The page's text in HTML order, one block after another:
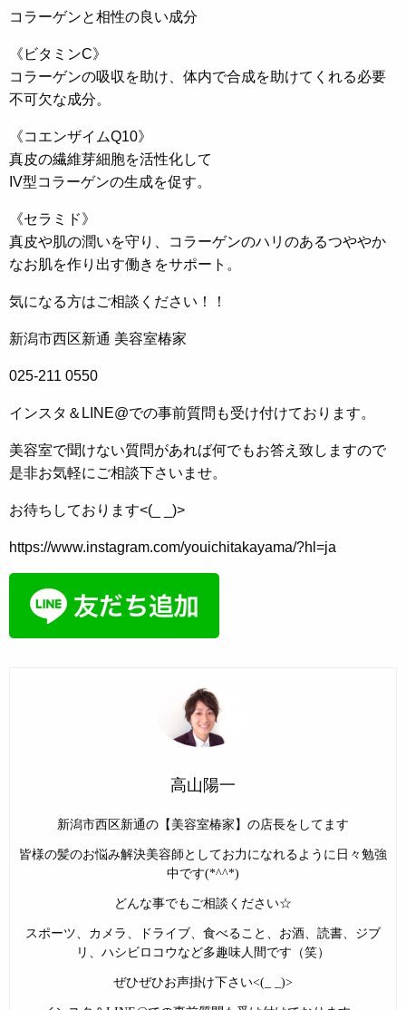
コラーゲンと相性の良い成分
《ビタミンC》
コラーゲンの吸収を助け、体内で合成を助けてくれる必要
不可欠な成分。
《コエンザイムQ10》
真皮の繊維芽細胞を活性化して
IV型コラーゲンの生成を促す。
《セラミド》
真皮や肌の潤いを守り、コラーゲンのハリのあるつややか
なお肌を作り出す働きをサポート。
気になる方はご相談ください！！
新潟市西区新通 美容室椿家
025-211 0550
インスタ＆LINE@での事前質問も受け付けております。
美容室で聞けない質問があれば何でもお答え致しますので
是非お気軽にご相談下さいませ。
お待ちしております<(_ _)>
https://www.instagram.com/youichitakayama/?hl=ja
高山陽一
新潟市西区新通の【美容室椿家】の店長をしてます
皆様の髪のお悩み解決美容師としてお力になれるように日々勉強
中です(*^^*)
どんな事でもご相談ください☆
スポーツ、カメラ、ドライブ、食べること、お酒、読書、ジブ
リ、ハシビロコウなど多趣味人間です（笑）
ぜひぜひお声掛け下さい<(_ _)>